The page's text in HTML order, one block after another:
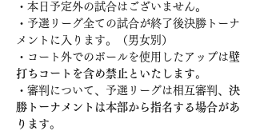
・本日予定外の試合はございません。
・予選リーグ全ての試合が終了後決勝トーナ
メントに入ります。（男女別）
・コート外でのボールを使用したアップは壁
打ちコートを含め禁止といたします。
・審判について、予選リーグは相互審判、 決
勝トーナメントは本部から指名する場合があ
ります。